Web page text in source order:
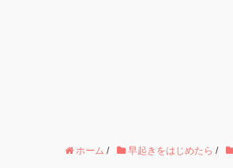
ホーム / 早起きをはじめたら /